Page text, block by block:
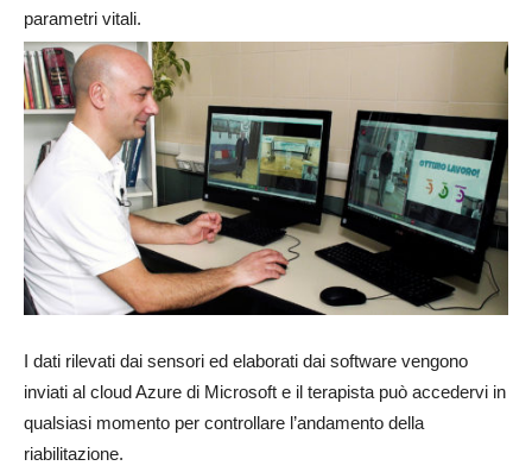
parametri vitali.
I dati rilevati dai sensori ed elaborati dai software vengono
inviati al cloud Azure di Microsoft e il terapista può accedervi in
qualsiasi momento per controllare l’andamento della
riabilitazione.